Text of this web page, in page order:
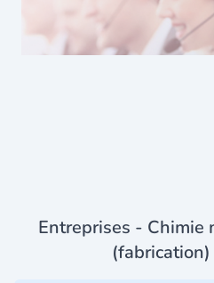
Entreprises - Chimie